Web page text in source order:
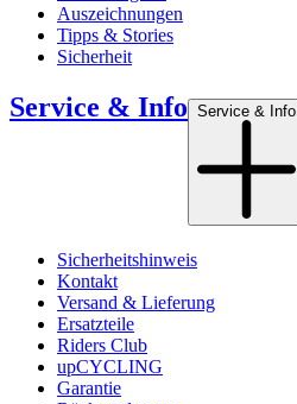
Auszeichnungen
Tipps & Stories
Sicherheit
Service & Info Service & Info
Sicherheitshinweis
Kontakt
Versand & Lieferung
Ersatzteile
Riders Club
upCYCLING
Garantie